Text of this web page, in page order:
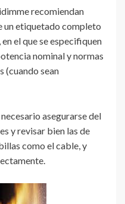
recomiendan
un etiquetado completo
el que se especifiquen
nominal y normas
(cuando sean
asegurarse del
y revisar bien las de
como el cable, y